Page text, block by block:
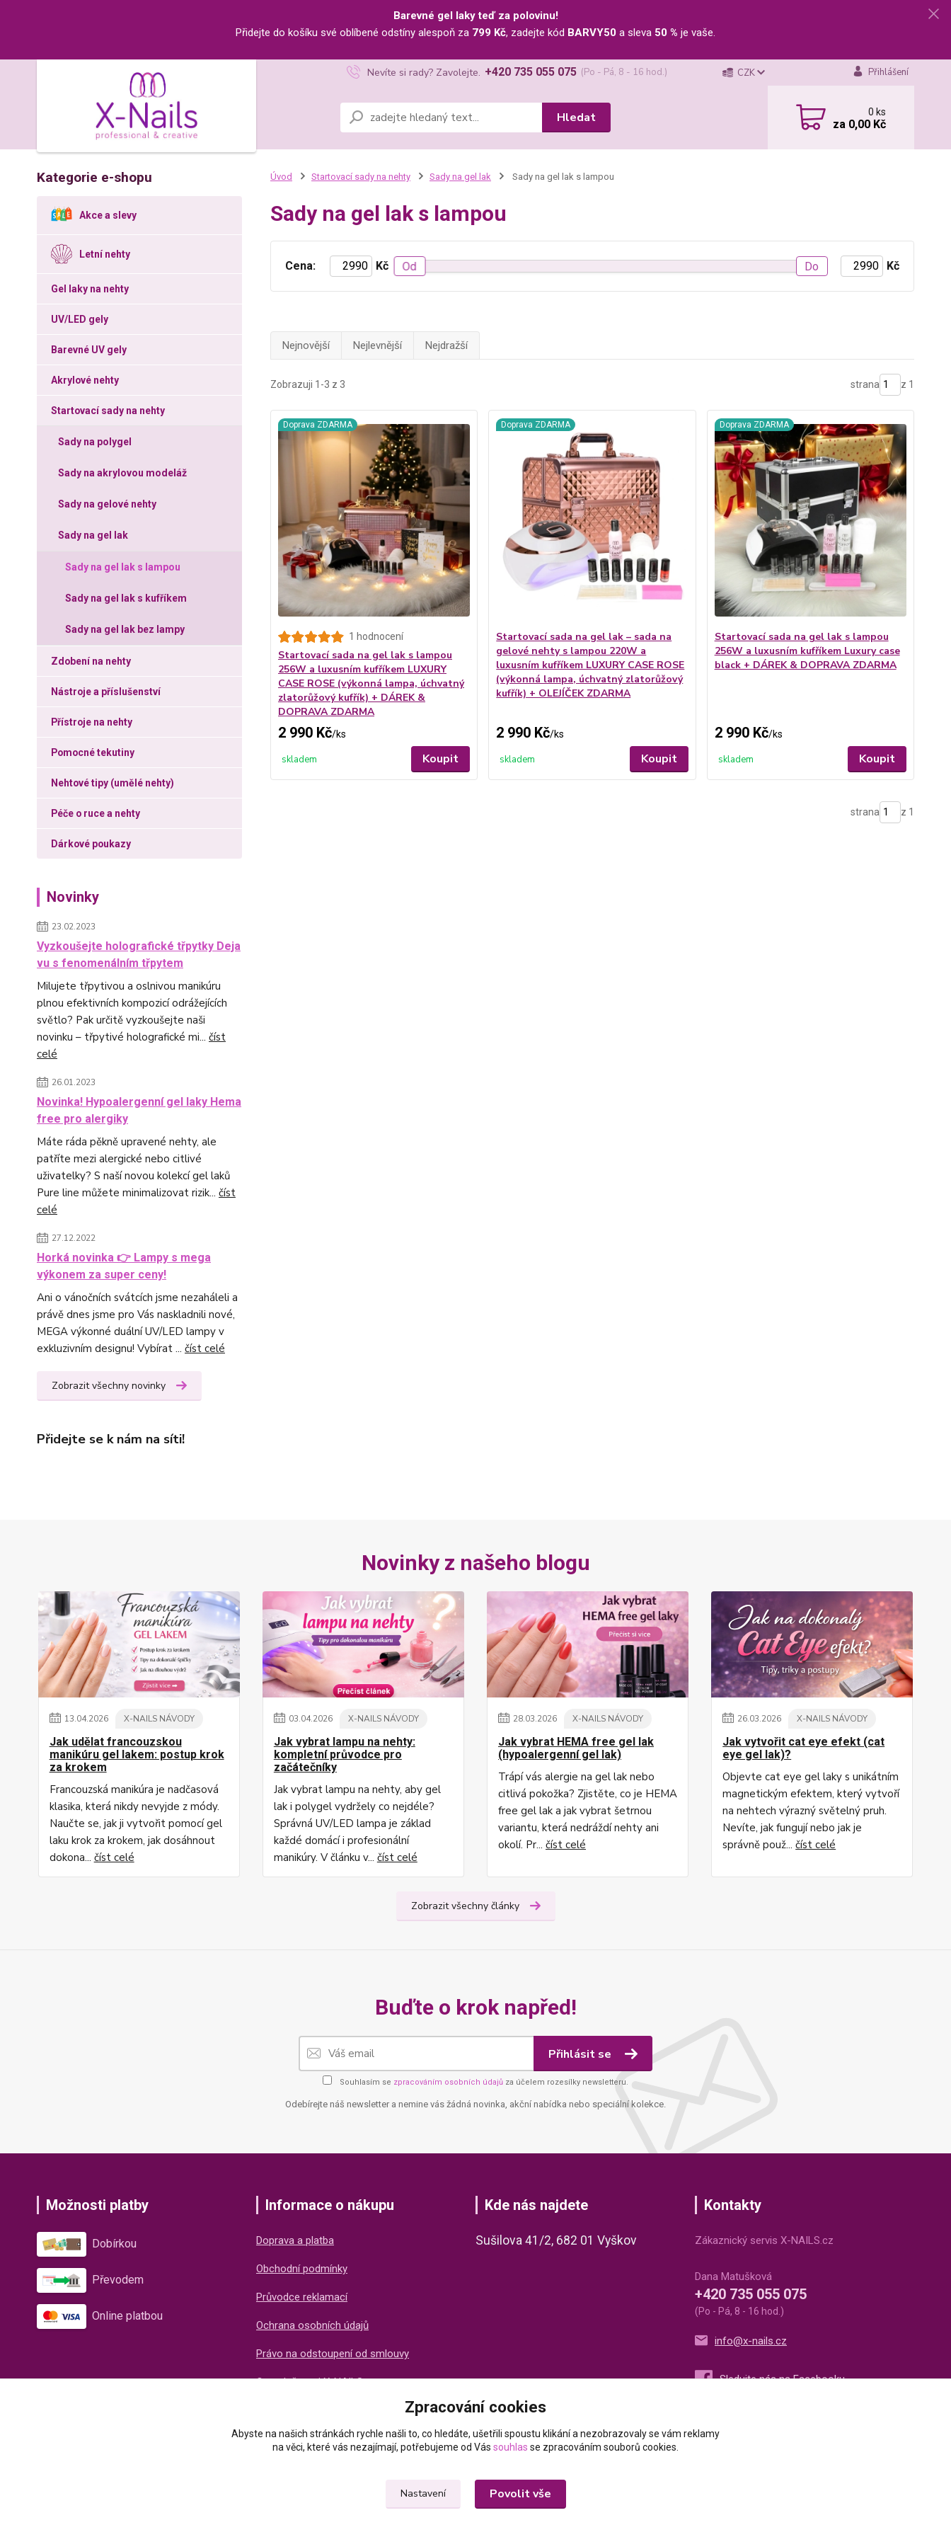
Barevné gel laky teď za polovinu!
Přidejte do košíku své oblíbené odstíny alespoň za 799 Kč, zadejte kód BARVY50 a sleva 50 % je vaše.
CZK Přihlášení
Hledat
Nevíte si rady? Zavolejte. +420 735 055 075 (Po - Pá, 8 - 16 hod.)
0ks
za 0,00 Kč
Kategorie e-shopu
Akce a slevy
Letní nehty
Gel laky na nehty
UV/LED gely
Barevné UV gely
Akrylové nehty
Startovací sady na nehty
Sady na polygel
Sady na akrylovou modeláž
Sady na gelové nehty
Sady na gel lak
Sady na gel lak s lampou
Sady na gel lak s kufříkem
Sady na gel lak bez lampy
Zdobení na nehty
Nástroje a příslušenství
Přístroje na nehty
Pomocné tekutiny
Nehtové tipy (umělé nehty)
Péče o ruce a nehty
Dárkové poukazy
Novinky
23.02.2023
Vyzkoušejte holografické třpytky Deja
vu s fenomenálním třpytem
Milujete třpytivou a oslnivou manikúru
plnou efektivních kompozicí odrážejících
světlo? Pak určitě vyzkoušejte naši
novinku – třpytivé holografické mi... číst
celé
26.01.2023
Novinka! Hypoalergenní gel laky Hema
free pro alergiky
Máte ráda pěkně upravené nehty, ale
patříte mezi alergické nebo citlivé
uživatelky? S naší novou kolekcí gel laků
Pure line můžete minimalizovat rizik... číst
celé
27.12.2022
Horká novinka 👉 Lampy s mega
výkonem za super ceny!
Ani o vánočních svátcích jsme nezaháleli a
právě dnes jsme pro Vás naskladnili nové,
MEGA výkonné duální UV/LED lampy v
exkluzivním designu! Vybírat ... číst celé
Zobrazit všechny novinky
Přidejte se k nám na síti!
Úvod Startovací sady na nehty Sady na gel lak Sady na gel lak s lampou
Sady na gel lak s lampou
Cena: Kč Od Do Kč
Nejnovější Nejlevnější Nejdražší
Zobrazuji 1-3 z 3 strana z 1
Doprava ZDARMA
1 hodnocení
Startovací sada na gel lak s lampou
256W a luxusním kufříkem LUXURY
CASE ROSE (výkonná lampa, úchvatný
zlatorůžový kufřík) + DÁREK &
DOPRAVA ZDARMA
2 990 Kč/ks
skladem Koupit
Doprava ZDARMA
Startovací sada na gel lak – sada na
gelové nehty s lampou 220W a
luxusním kufříkem LUXURY CASE ROSE
(výkonná lampa, úchvatný zlatorůžový
kufřík) + OLEJÍČEK ZDARMA
2 990 Kč/ks
skladem Koupit
Doprava ZDARMA
Startovací sada na gel lak s lampou
256W a luxusním kufříkem Luxury case
black + DÁREK & DOPRAVA ZDARMA
2 990 Kč/ks
skladem Koupit
strana z 1
Novinky z našeho blogu
13.04.2026 X-NAILS NÁVODY
Jak udělat francouzskou
manikúru gel lakem: postup krok
za krokem
Francouzská manikúra je nadčasová
klasika, která nikdy nevyjde z módy.
Naučte se, jak ji vytvořit pomocí gel
laku krok za krokem, jak dosáhnout
dokona... číst celé
03.04.2026 X-NAILS NÁVODY
Jak vybrat lampu na nehty:
kompletní průvodce pro
začátečníky
Jak vybrat lampu na nehty, aby gel
lak i polygel vydržely co nejdéle?
Správná UV/LED lampa je základ
každé domácí i profesionální
manikúry. V článku v... číst celé
28.03.2026 X-NAILS NÁVODY
Jak vybrat HEMA free gel lak
(hypoalergenní gel lak)
Trápí vás alergie na gel lak nebo
citlivá pokožka? Zjistěte, co je HEMA
free gel lak a jak vybrat šetrnou
variantu, která nedráždí nehty ani
okolí. Pr... číst celé
26.03.2026 X-NAILS NÁVODY
Jak vytvořit cat eye efekt (cat
eye gel lak)?
Objevte cat eye gel laky s unikátním
magnetickým efektem, který vytvoří
na nehtech výrazný světelný pruh.
Nevíte, jak fungují nebo jak je
správně použ...číst celé
Zobrazit všechny články
Buďte o krok napřed!
Přihlásit se
Souhlasím se zpracováním osobních údajů za účelem rozesílky newsletteru.
Odebírejte náš newsletter a nemine vás žádná novinka, akční nabídka nebo speciální kolekce.
Možnosti platby
Dobírkou
Převodem
Online platbou
Informace o nákupu
Doprava a platba
Obchodní podmínky
Průvodce reklamací
Ochrana osobních údajů
Právo na odstoupení od smlouvy
O společnosti X-NAILS
Kde nás najdete
Sušilova 41/2, 682 01 Vyškov
Kontakty
Zákaznický servis X-NAILS.cz
Dana Matušková
+420 735 055 075
(Po - Pá, 8 - 16 hod.)
info@x-nails.cz
Zpracování cookies
Abyste na našich stránkách rychle našli to, co hledáte, ušetřili spoustu klikání a nezobrazovaly se vám reklamy
na věci, které vás nezajímají, potřebujeme od Vás souhlas se zpracováním souborů cookies.
Nastavení Povolit vše